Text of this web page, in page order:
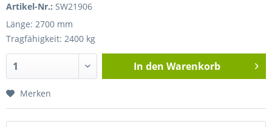
Artikel-Nr.: SW21906
Länge: 2700 mm
Tragfähigkeit: 2400 kg
In den Warenkorb
Merken